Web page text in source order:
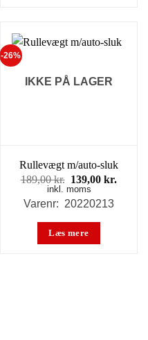
-26%
IKKE PÅ LAGER
Rullevægt m/auto-sluk
189,00kr. Den
oprindelige
pris
189,00 kr..
139,00kr.
inkl. moms
Varenr: 20220213
Læs mere